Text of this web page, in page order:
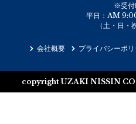
※受付
平日：AM
（土・日・
会社概要 プライバシーポリ
copyright UZAKI NISSIN